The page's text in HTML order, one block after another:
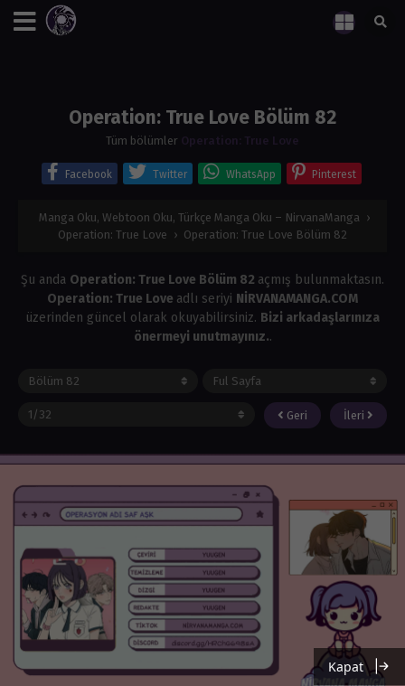
Operation: True Love Bölüm 82
Tüm bölümler Operation: True Love
Facebook Twitter WhatsApp Pinterest
Manga Oku, Webtoon Oku, Türkçe Manga Oku – NirvanaManga ›
Operation: True Love › Operation: True Love Bölüm 82
Şu anda Operation: True Love Bölüm 82 açmış bulunmaktasın.
Operation: True Love adlı seriyi NİRVANAMANGA.COM
üzerinden güncel olarak okuyabilirsiniz. Bizi arkadaşlarınıza
önermeyi unutmayınız..
Geri İleri
Kapat